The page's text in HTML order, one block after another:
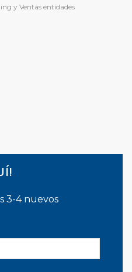
y Ventas entidades
3-4 nuevos